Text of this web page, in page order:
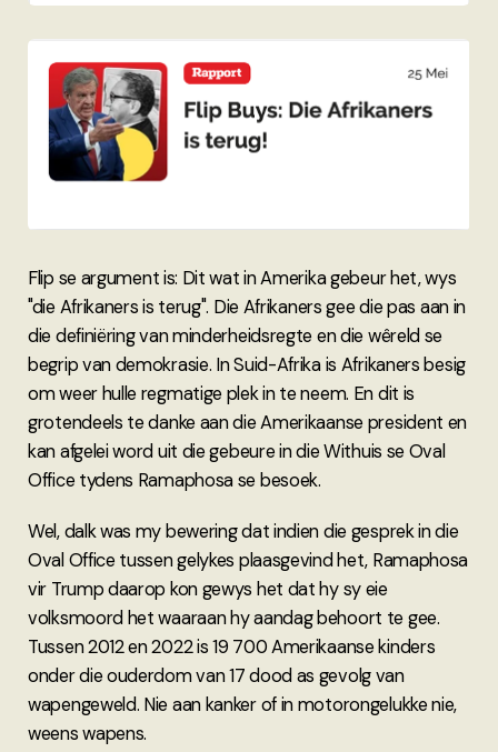
Flip se argument is: Dit wat in Amerika gebeur het, wys
"die Afrikaners is terug". Die Afrikaners gee die pas aan in
die definiëring van minderheidsregte en die wêreld se
begrip van demokrasie. In Suid-Afrika is Afrikaners besig
om weer hulle regmatige plek in te neem. En dit is
grotendeels te danke aan die Amerikaanse president en
kan afgelei word uit die gebeure in die Withuis se Oval
Office tydens Ramaphosa se besoek.
Wel, dalk was my bewering dat indien die gesprek in die
Oval Office tussen gelykes plaasgevind het, Ramaphosa
vir Trump daarop kon gewys het dat hy sy eie
volksmoord het waaraan hy aandag behoort te gee.
Tussen 2012 en 2022 is 19 700 Amerikaanse kinders
onder die ouderdom van 17 dood as gevolg van
wapengeweld. Nie aan kanker of in motorongelukke nie,
weens wapens.